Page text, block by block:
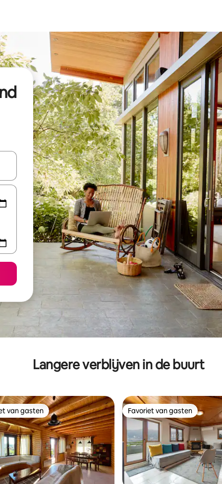
keuze met je de pijltjestoetsen omhoog en omlaag, óf door te
Langere verblijven in de buurt
van gasten
van gasten Favoriet van gasten
Favoriet van gasten